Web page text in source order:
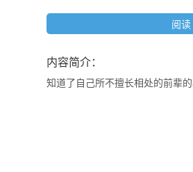
阅读
内容简介：
知道了自己所不擅长相处的前辈